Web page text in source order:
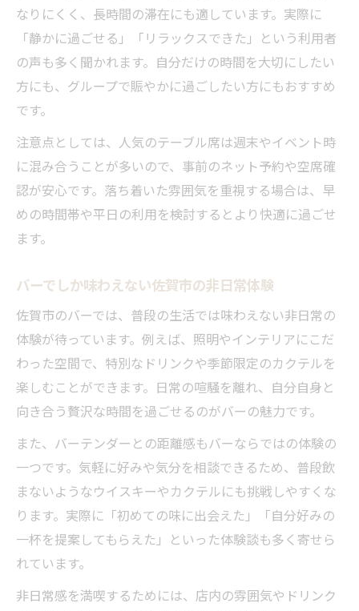
なりにくく、長時間の滞在にも適しています。実際に
「静かに過ごせる」「リラックスできた」という利用者
の声も多く聞かれます。自分だけの時間を大切にしたい
方にも、グループで賑やかに過ごしたい方にもおすすめ
です。
注意点としては、人気のテーブル席は週末やイベント時
に混み合うことが多いので、事前のネット予約や空席確
認が安心です。落ち着いた雰囲気を重視する場合は、早
めの時間帯や平日の利用を検討するとより快適に過ごせ
ます。
バーでしか味わえない佐賀市の非日常体験
佐賀市のバーでは、普段の生活では味わえない非日常の
体験が待っています。例えば、照明やインテリアにこだ
わった空間で、特別なドリンクや季節限定のカクテルを
楽しむことができます。日常の喧騒を離れ、自分自身と
向き合う贅沢な時間を過ごせるのがバーの魅力です。
また、バーテンダーとの距離感もバーならではの体験の
一つです。気軽に好みや気分を相談できるため、普段飲
まないようなウイスキーやカクテルにも挑戦しやすくな
ります。実際に「初めての味に出会えた」「自分好みの
一杯を提案してもらえた」といった体験談も多く寄せら
れています。
非日常感を満喫するためには、店内の雰囲気やドリンク